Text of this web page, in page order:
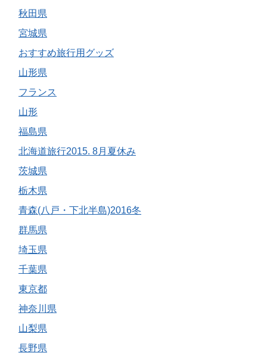
秋田県
宮城県
おすすめ旅行用グッズ
山形県
フランス
山形
福島県
北海道旅行2015. 8月夏休み
茨城県
栃木県
青森(八戸・下北半島)2016冬
群馬県
埼玉県
千葉県
東京都
神奈川県
山梨県
長野県